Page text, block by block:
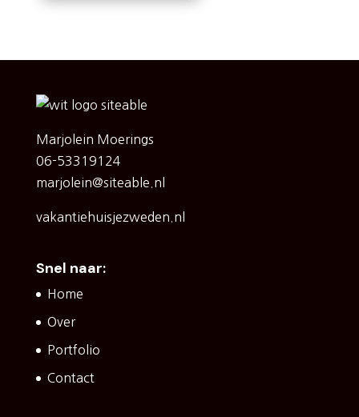
Marjolein Moerings
06-53319124
marjolein@siteable.nl
vakantiehuisjezweden.nl
Snel naar:
Home
Over
Portfolio
Contact